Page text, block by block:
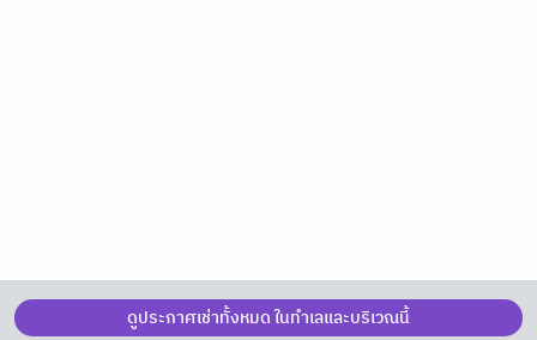
ดูประกาศเช่าทั้งหมด ในทำเลและบริเวณนี้